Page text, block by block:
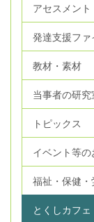
アセスメント
発達支援フ
教材・素材
当事者の研究
トピックス
イベント等
福祉・保健・
とくしカフェ